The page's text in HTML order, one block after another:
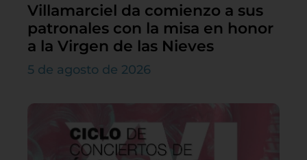
Villamarciel da comienzo a sus
patronales con la misa en honor
a la Virgen de las Nieves
5 de agosto de 2026